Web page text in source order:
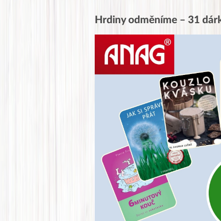
Hrdiny odměníme – 31